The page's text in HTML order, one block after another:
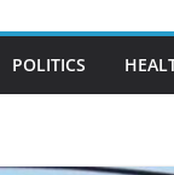
POLITICS